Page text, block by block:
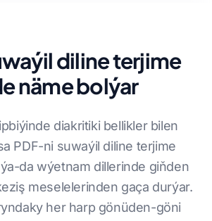
diline terjime
näme bolýar
diakritiki bellikler bilen
PDF-ni suwaýil diline terjime
da wýetnam dillerinde giňden
meselelerinden gaça durýar.
her harp gönüden-göni